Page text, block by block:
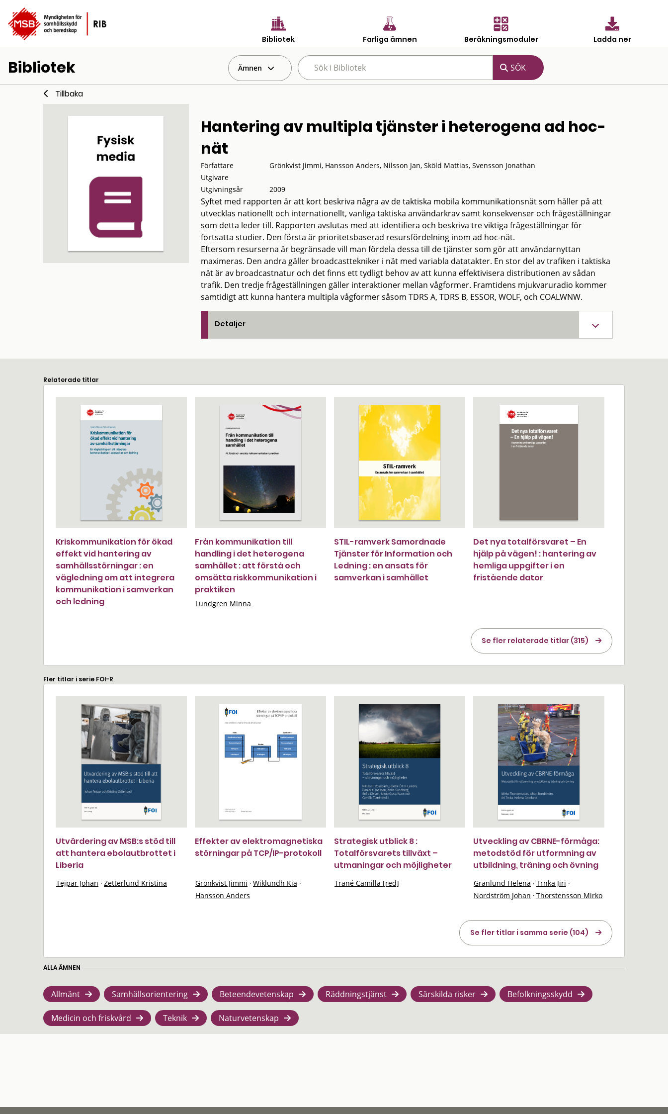
Bibliotek Farliga ämnen Beräkningsmoduler Ladda ner
Bibliotek Ämnen
Tillbaka
Hantering av multipla tjänster i heterogena ad hoc-
nät
Författare
Grönkvist Jimmi, Hansson Anders, Nilsson Jan, Sköld Mattias, Svensson Jonathan
Utgivare
Utgivningsår
2009
Syftet med rapporten är att kort beskriva några av de taktiska mobila kommunikationsnät som håller på att
utvecklas nationellt och internationellt, vanliga taktiska användarkrav samt konsekvenser och frågeställningar
som detta leder till. Rapporten avslutas med att identifiera och beskriva tre viktiga frågeställningar för
fortsatta studier. Den första är prioritetsbaserad resursfördelning inom ad hoc-nät.
Eftersom resurserna är begränsade vill man fördela dessa till de tjänster som gör att användarnyttan
maximeras. Den andra gäller broadcasttekniker i nät med variabla datatakter. En stor del av trafiken i taktiska
nät är av broadcastnatur och det finns ett tydligt behov av att kunna effektivisera distributionen av sådan
trafik. Den tredje frågeställningen gäller interaktioner mellan vågformer. Framtidens mjukvaruradio kommer
samtidigt att kunna hantera multipla vågformer såsom TDRS A, TDRS B, ESSOR, WOLF, och COALWNW.
Detaljer
Relaterade titlar
Kriskommunikation för ökad
effekt vid hantering av
samhällsstörningar : en
vägledning om att integrera
kommunikation i samverkan
och ledning
Från kommunikation till
handling i det heterogena
samhället : att förstå och
omsätta riskkommunikation i
praktiken
Lundgren Minna
STIL-ramverk Samordnade
Tjänster för Information och
Ledning : en ansats för
samverkan i samhället
Det nya totalförsvaret – En
hjälp på vägen! : hantering av
hemliga uppgifter i en
fristående dator
Se fler relaterade titlar (315)
Fler titlar i serie FOI-R
Utvärdering av MSB:s stöd till
att hantera ebolautbrottet i
Liberia
Tejpar Johan · Zetterlund Kristina
Effekter av elektromagnetiska
störningar på TCP/IP-protokoll
Grönkvist Jimmi · Wiklundh Kia ·
Hansson Anders
Strategisk utblick 8 :
Totalförsvarets tillväxt –
utmaningar och möjligheter
Trané Camilla [red]
Utveckling av CBRNE-förmåga:
metodstöd för utformning av
utbildning, träning och övning
Granlund Helena · Trnka Jiri ·
Nordström Johan · Thorstensson Mirko
Se fler titlar i samma serie (104)
ALLA ÄMNEN
Allmänt Samhällsorientering Beteendevetenskap Räddningstjänst Särskilda risker Befolkningsskydd
Medicin och friskvård Teknik Naturvetenskap